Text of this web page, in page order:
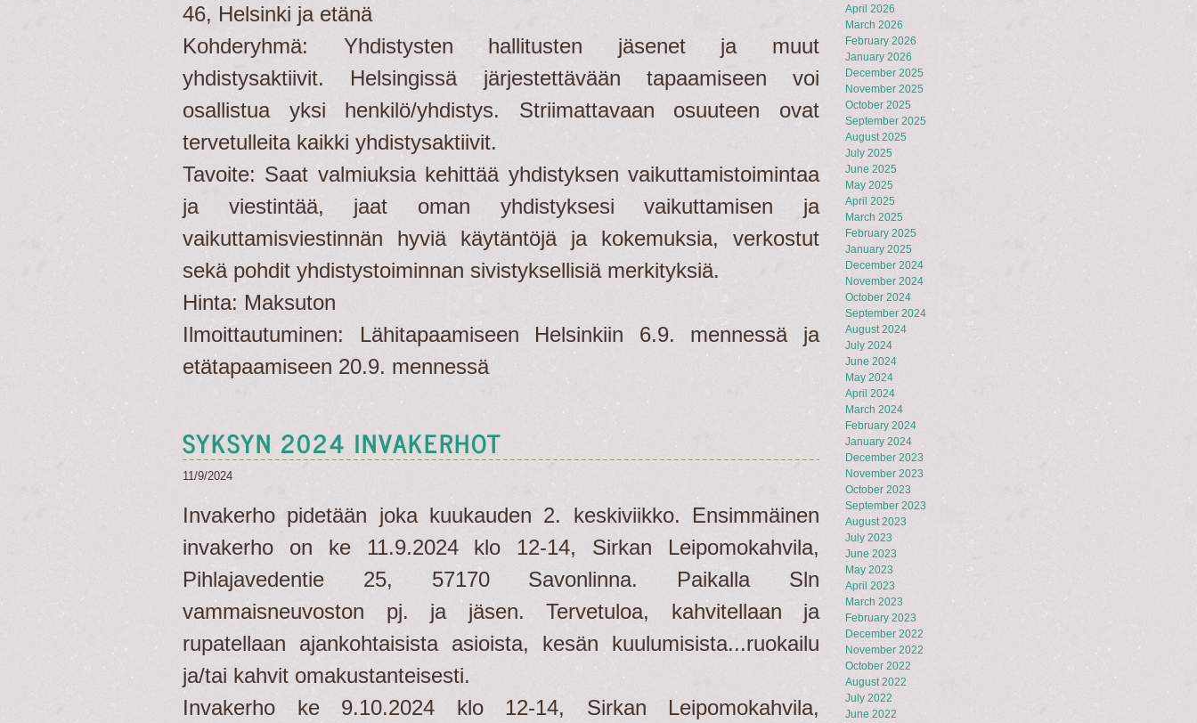
46, Helsinki ja etänä
Kohderyhmä: Yhdistysten hallitusten jäsenet ja muut
yhdistysaktiivit. Helsingissä järjestettävään tapaamiseen voi
osallistua yksi henkilö/yhdistys. Striimattavaan osuuteen ovat
tervetulleita kaikki yhdistysaktiivit.
​Tavoite: Saat valmiuksia kehittää yhdistyksen vaikuttamistoimintaa
ja viestintää, jaat oman yhdistyksesi vaikuttamisen ja
vaikuttamisviestinnän hyviä käytäntöjä ja kokemuksia, verkostut
sekä pohdit yhdistystoiminnan sivistyksellisiä merkityksiä.
Hinta: Maksuton
Ilmoittautuminen: Lähitapaamiseen Helsinkiin 6.9. mennessä ja
etätapaamiseen 20.9. mennessä
SYKSYN 2024 INVAKERHOT
11/9/2024
Invakerho pidetään joka kuukauden 2. keskiviikko. Ensimmäinen
invakerho on ke 11.9.2024 klo 12-14, Sirkan Leipomokahvila,
Pihlajavedentie 25, 57170 Savonlinna. Paikalla Sln
vammaisneuvoston pj. ja jäsen. Tervetuloa, kahvitellaan ja
rupatellaan ajankohtaisista asioista, kesän kuulumisista...ruokailu
ja/tai kahvit omakustanteisesti.
Invakerho ke 9.10.2024 klo 12-14, Sirkan Leipomokahvila,
April 2026
March 2026
February 2026
January 2026
December 2025
November 2025
October 2025
September 2025
August 2025
July 2025
June 2025
May 2025
April 2025
March 2025
February 2025
January 2025
December 2024
November 2024
October 2024
September 2024
August 2024
July 2024
June 2024
May 2024
April 2024
March 2024
February 2024
January 2024
December 2023
November 2023
October 2023
September 2023
August 2023
July 2023
June 2023
May 2023
April 2023
March 2023
February 2023
December 2022
November 2022
October 2022
August 2022
July 2022
June 2022